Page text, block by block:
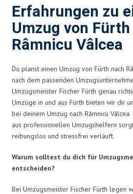
Erfahrungen zu
Umzug von
Râmnicu Vâlcea
Du planst einen Umzug von Fürth nach
nach dem passenden
Umzugsmeister Fischer Fürth genau
Umzüge in und aus Fürth bieten wir dir
bei deinem Umzug nach Râmnicu
aus professionellen Umzugshelfern
reibungslos und stressfrei verläuft.
Warum solltest du dich für
entscheiden?
Bei Umzugsmeister Fischer Fürth legen